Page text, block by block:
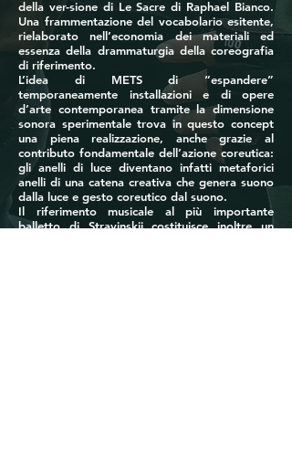
della ver-sione di Le Sacre di Raphael Bianco.
Una frammentazione del vocabolario esitente,
rielaborato nell’economia dei materiali ed
essenza della drammaturgia della coreografia
di riferimento.
L’idea di METS di “espandere”
temporaneamente installazioni e di opere
d’arte contemporanea tramite la dimensione
sonora sperimentale trova in questo concept
una piena realizzazione, anche grazie al
contributo fondamentale dell’azione coreutica:
gli anelli di luce diventano infatti metaforici
anelli di una catena creativa che genera suono
dalla luce e gesto coreutico dal suono.
Il riferimento musicale al più importante
balletto di Stravinskij costituisce inoltre un